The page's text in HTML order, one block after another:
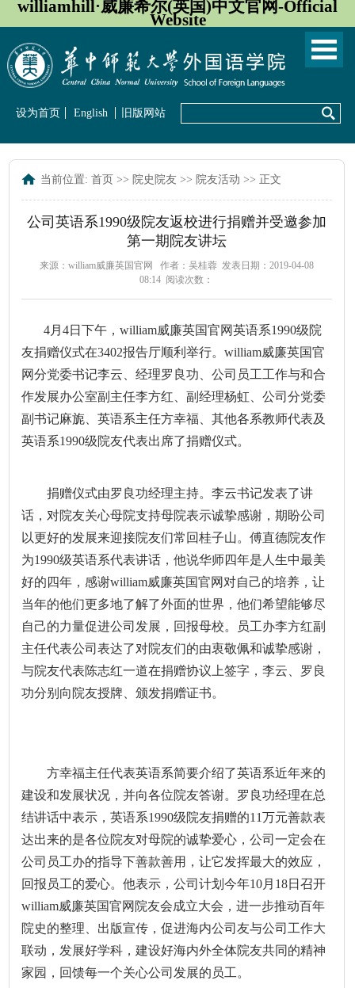
williamhill·威廉希尔(英国)中文官网-Official
Website
设为首页 English 旧版网站
当前位置:首页 >> 院史院友 >> 院友活动 >> 正文
公司英语系1990级院友返校进行捐赠并受邀参加
第一期院友讲坛
来源：william威廉英国官网 作者：吴桂蓉 发表日期：2019-04-08
08:14 阅读次数：
4月4日下午，william威廉英国官网英语系1990级院
友捐赠仪式在3402报告厅顺利举行。william威廉英国官
网分党委书记李云、经理罗良功、公司员工工作与和合
作发展办公室副主任李方红、副经理杨虹、公司分党委
副书记麻旎、英语系主任方幸福、其他各系教师代表及
英语系1990级院友代表出席了捐赠仪式。
捐赠仪式由罗良功经理主持。李云书记发表了讲
话，对院友关心母院支持母院表示诚挚感谢，期盼公司
以更好的发展来迎接院友们常回桂子山。傅直德院友作
为1990级英语系代表讲话，他说华师四年是人生中最美
好的四年，感谢william威廉英国官网对自己的培养，让
当年的他们更多地了解了外面的世界，他们希望能够尽
自己的力量促进公司发展，回报母校。员工办李方红副
主任代表公司表达了对院友们的由衷敬佩和诚挚感谢，
与院友代表陈志红一道在捐赠协议上签字，李云、罗良
功分别向院友授牌、颁发捐赠证书。
方幸福主任代表英语系简要介绍了英语系近年来的
建设和发展状况，并向各位院友答谢。罗良功经理在总
结讲话中表示，英语系1990级院友捐赠的11万元善款表
达出来的是各位院友对母院的诚挚爱心，公司一定会在
公司员工办的指导下善款善用，让它发挥最大的效应，
回报员工的爱心。他表示，公司计划今年10月18日召开
william威廉英国官网院友会成立大会，进一步推动百年
院史的整理、出版宣传，促进海内公司友与公司工作大
联动，发展好学科，建设好海内外全体院友共同的精神
家园，回馈每一个关心公司发展的员工。